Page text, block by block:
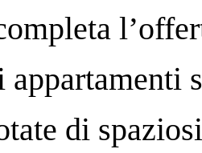
appartamenti
di